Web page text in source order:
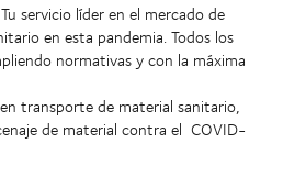
servicio líder en el mercado de
en esta pandemia. Todos los
normativas y con la máxima
transporte de material sanitario,
de material contra el COVID-